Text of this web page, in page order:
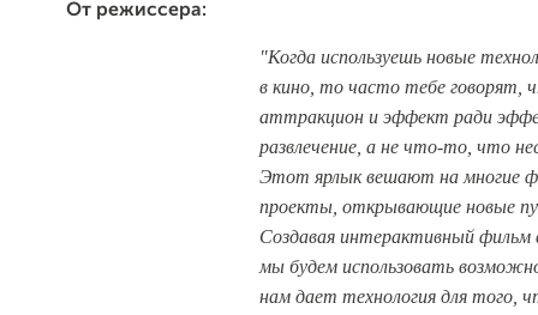
От режиссера:
"Когда используешь новые
в кино, то часто тебе говорят,
аттракцион и эффект ради
развлечение, а не что-то, что
Этот ярлык вешают на многие
проекты, открывающие новые
Создавая интерактивный
мы будем использовать
нам дает технология для того,